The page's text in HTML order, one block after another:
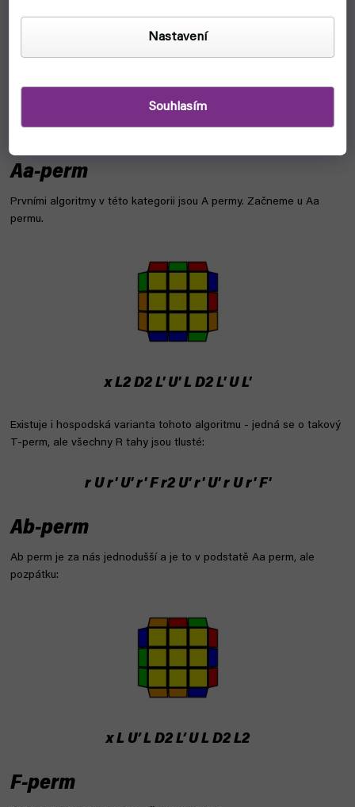
Nastavení
Souhlasím
Tip:Odteď už se radši vždy podívej na obrázek dolů,
abys mohl/a situaci porovnat. Je to krapet složitější na
vysvětlení.
Aa-perm
Prvními algoritmy v této kategorii jsou A permy. Začneme u Aa
permu.
x L2 D2 L' U' L D2 L' U L'
Existuje i hospodská varianta tohoto algoritmu - jedná se o takový
T-perm, ale všechny R tahy jsou tlusté:
r U r' U' r' F r2 U' r' U' r U r' F'
Ab-perm
Ab perm je za nás jednodušší a je to v podstatě Aa perm, ale
pozpátku:
x L U’ L D2 L’ U L D2 L2
F-perm